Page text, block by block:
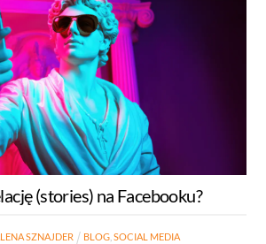
(stories) na Facebooku?
SZNAJDER BLOG, SOCIAL MEDIA